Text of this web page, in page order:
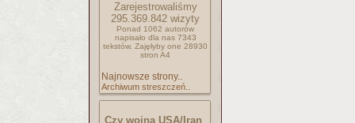
Zarejestrowaliśmy
295.369.842 wizyty
Ponad 1062 autorów
napisało dla nas 7343
tekstów. Zajęłyby one 28930
stron A4
Najnowsze strony..
Archiwum streszczeń..
Czy wojna USA/Iran